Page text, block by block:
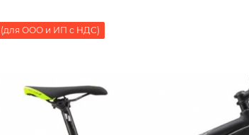
(для ООО и ИП с НДС)